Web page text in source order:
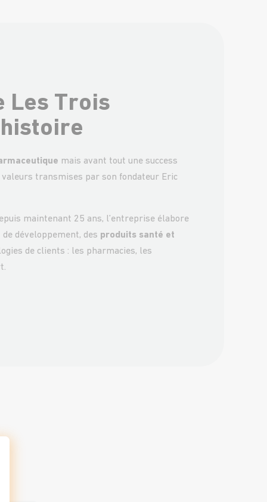
Les Trois
mais avant tout une success
transmises par son fondateur Eric
maintenant 25 ans, l’entreprise élabore
développement, des produits santé et
de clients : les pharmacies, les